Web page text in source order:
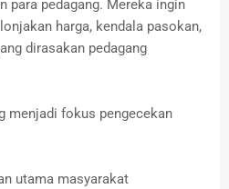
para pedagang. Mereka ingin
harga, kendala pasokan,
dirasakan pedagang
menjadi fokus pengecekan
utama masyarakat